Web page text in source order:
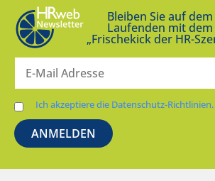
Bleiben Sie auf dem
Laufenden mit dem
„Frischekick der HR-
Ich akzeptiere die Datenschutz-Richtlinien.